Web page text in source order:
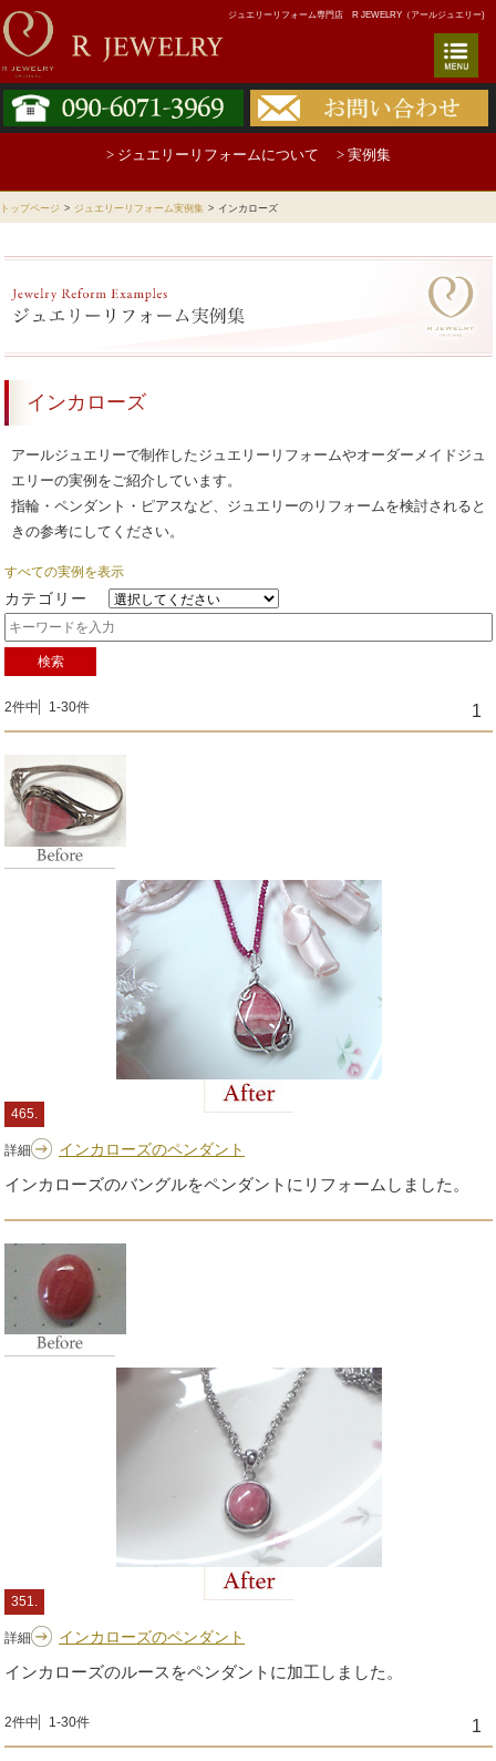
ジュエリーリフォーム専門店 R JEWELRY（アールジュエリー)
> ジュエリーリフォームについて > 実例集
トップページ > ジュエリーリフォーム実例集 > インカローズ
インカローズ
アールジュエリーで制作したジュエリーリフォームやオーダーメイドジュ
エリーの実例をご紹介しています。
指輪・ペンダント・ピアスなど、ジュエリーのリフォームを検討されると
きの参考にしてください。
すべての実例を表示
カテゴリー
検索
2件中 1-30件 1
465.
詳細 インカローズのペンダント
インカローズのバングルをペンダントにリフォームしました。
351.
詳細 インカローズのペンダント
インカローズのルースをペンダントに加工しました。
2件中 1-30件 1